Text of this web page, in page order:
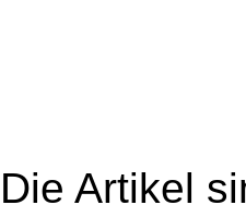
Die Artikel